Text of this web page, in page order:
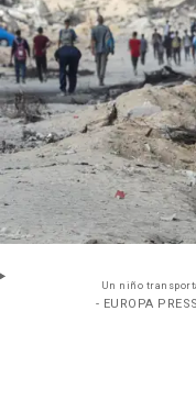
Un niño
- EUROPA